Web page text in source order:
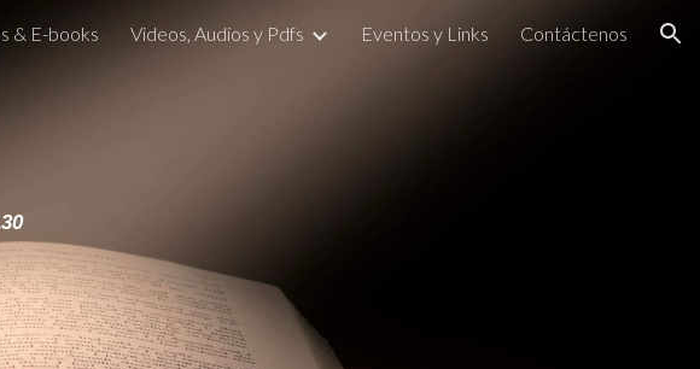
Skip to navigation
& E-books Videos, Audios y Pdfs Eventos y Links Contáctenos